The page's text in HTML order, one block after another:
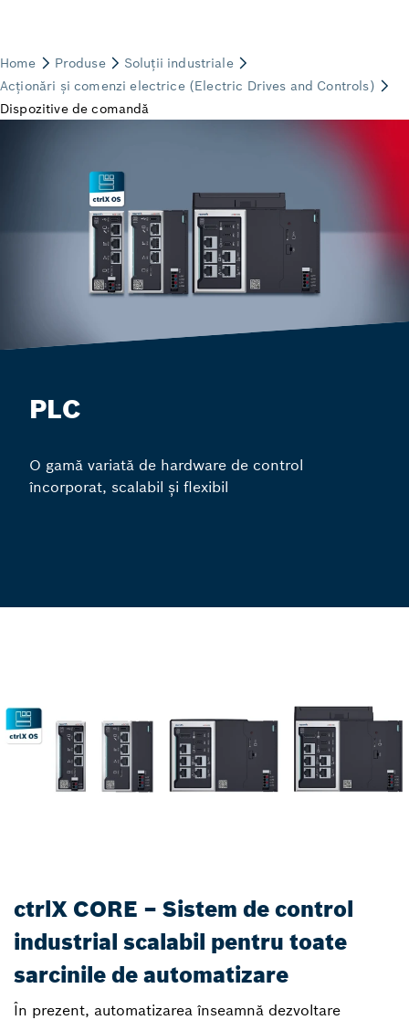
PLC
O gamă variată de hardware de control
încorporat, scalabil și flexibil
ctrlX CORE – Sistem de control
industrial scalabil pentru toate
sarcinile de automatizare
În prezent, automatizarea înseamnă dezvoltare